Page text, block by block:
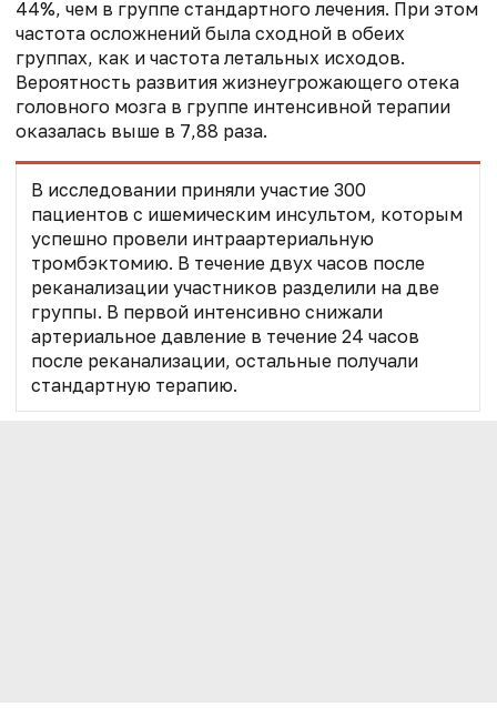
44%, чем в группе стандартного лечения. При этом
частота осложнений была сходной в обеих
группах, как и частота летальных исходов.
Вероятность развития жизнеугрожающего отека
головного мозга в группе интенсивной терапии
оказалась выше в 7,88 раза.
В исследовании приняли участие 300
пациентов с ишемическим инсультом, которым
успешно провели интраартериальную
тромбэктомию. В течение двух часов после
реканализации участников разделили на две
группы. В первой интенсивно снижали
артериальное давление в течение 24 часов
после реканализации, остальные получали
стандартную терапию.